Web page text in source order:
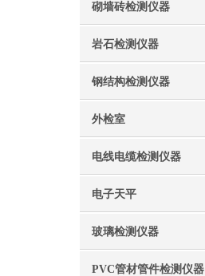
砌墙砖检测仪器
岩石检测仪器
钢结构检测仪器
外检室
电线电缆检测仪器
电子天平
玻璃检测仪器
PVC管材管件检测仪器